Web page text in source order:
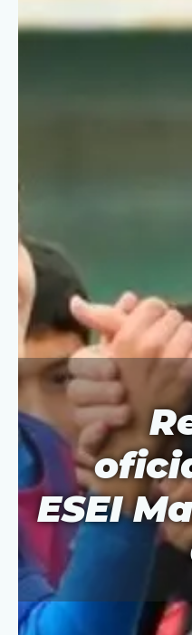
ESEI